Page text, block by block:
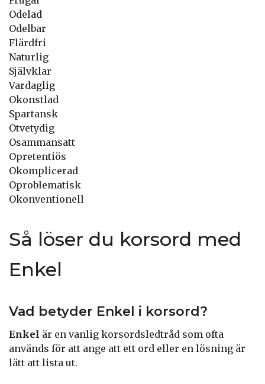
Odelad
Odelbar
Flärdfri
Naturlig
Självklar
Vardaglig
Okonstlad
Spartansk
Otvetydig
Osammansatt
Opretentiös
Okomplicerad
Oproblematisk
Okonventionell
Så löser du korsord med
Enkel
Vad betyder Enkel i korsord?
Enkel är en vanlig korsordsledtråd som ofta
används för att ange att ett ord eller en lösning är
lätt att lista ut.